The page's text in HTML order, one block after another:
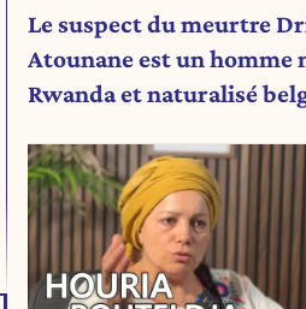
Le suspect du meurtre
Atounane est un homme
Rwanda et naturalisé